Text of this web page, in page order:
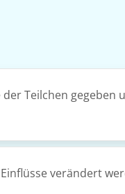
Teilchen gegeben
verändert